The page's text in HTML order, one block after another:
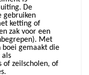
De
gebruiken
ketting of
zak voor een
Met
boei gemaakt die
als
of zeilscholen, of